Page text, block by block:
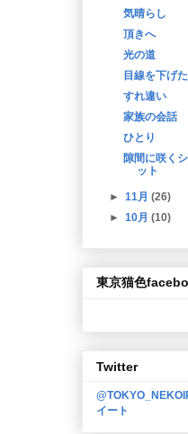
気晴らし
頂きへ
光の道
目線を下げ
すれ違い
家族の会話
ひとり
隙間に咲く
ット
►11月(26)
►10月(10)
東京猫色
Twitter
イート